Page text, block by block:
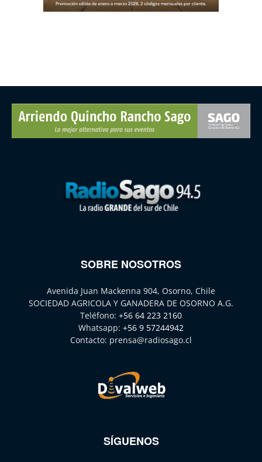
SOBRE NOSOTROS
Avenida Juan Mackenna 904, Osorno, Chile
SOCIEDAD AGRICOLA Y GANADERA DE OSORNO A.G.
Teléfono: +56 64 223 2160
Whatsapp: +56 9 57244942
Contacto: prensa@radiosago.cl
SÍGUENOS